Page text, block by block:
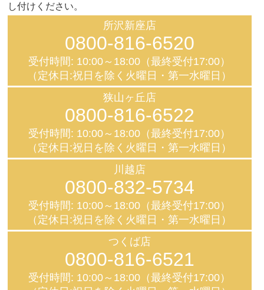
し付けください。
所沢新座店
0800-816-6520
受付時間: 10:00～18:00（最終受付17:00）
（定休日:祝日を除く火曜日・第一水曜日）
狭山ヶ丘店
0800-816-6522
受付時間: 10:00～18:00（最終受付17:00）
（定休日:祝日を除く火曜日・第一水曜日）
川越店
0800-832-5734
受付時間: 10:00～18:00（最終受付17:00）
（定休日:祝日を除く火曜日・第一水曜日）
つくば店
0800-816-6521
受付時間: 10:00～18:00（最終受付17:00）